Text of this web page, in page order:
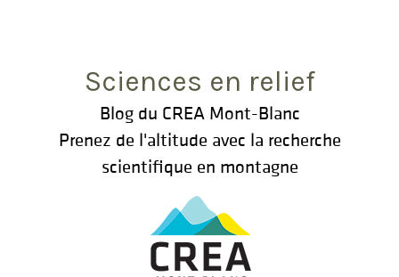
Sciences en relief
Blog du CREA Mont-Blanc
Prenez de l'altitude avec la recherche
scientifique en montagne